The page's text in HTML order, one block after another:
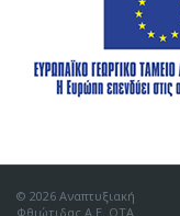
© 2026 Αναπτυξιακή
Φθιώτιδας Α.Ε. ΟΤΑ